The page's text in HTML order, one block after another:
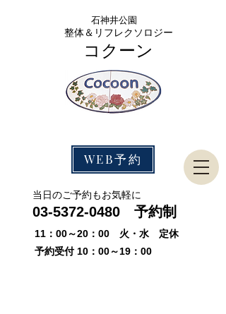
石神井公園
整体＆リフレクソロジー
コクーン
WEB予約
​当日のご予約もお気軽に
03-5372-0480 予約制
11：00～20：00 火・水 定休
予約受付 10：00～19：00